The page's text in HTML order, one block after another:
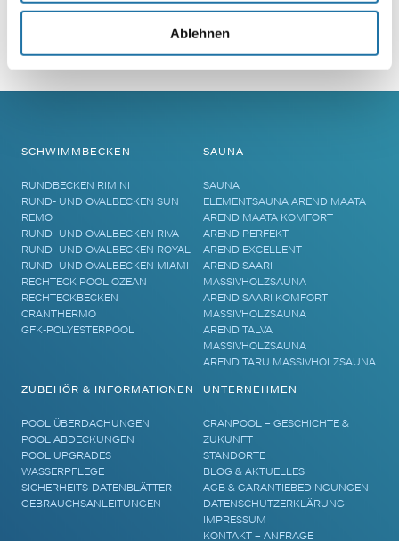
Ablehnen
SCHWIMMBECKEN
RUNDBECKEN RIMINI
RUND- UND OVALBECKEN SUN
REMO
RUND- UND OVALBECKEN RIVA
RUND- UND OVALBECKEN ROYAL
RUND- UND OVALBECKEN MIAMI
RECHTECK POOL OZEAN
RECHTECKBECKEN
CRANTHERMO
GFK-POLYESTERPOOL
SAUNA
SAUNA
ELEMENTSAUNA AREND MAATA
AREND MAATA KOMFORT
AREND PERFEKT
AREND EXCELLENT
AREND SAARI
MASSIVHOLZSAUNA
AREND SAARI KOMFORT
MASSIVHOLZSAUNA
AREND TALVA
MASSIVHOLZSAUNA
AREND TARU MASSIVHOLZSAUNA
ZUBEHÖR & INFORMATIONEN
POOL ÜBERDACHUNGEN
POOL ABDECKUNGEN
POOL UPGRADES
WASSERPFLEGE
SICHERHEITS-DATENBLÄTTER
GEBRAUCHSANLEITUNGEN
UNTERNEHMEN
CRANPOOL – GESCHICHTE &
ZUKUNFT
STANDORTE
BLOG & AKTUELLES
AGB & GARANTIEBEDINGUNGEN
DATENSCHUTZERKLÄRUNG
IMPRESSUM
KONTAKT – ANFRAGE